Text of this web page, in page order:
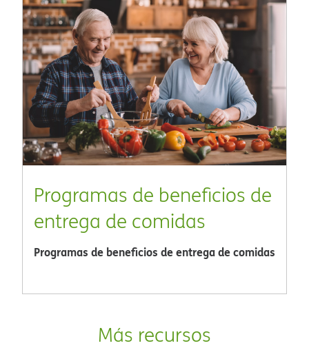
Programas de beneficios de
entrega de comidas​​
Programas de beneficios de entrega de comidas​​
Más recursos​​